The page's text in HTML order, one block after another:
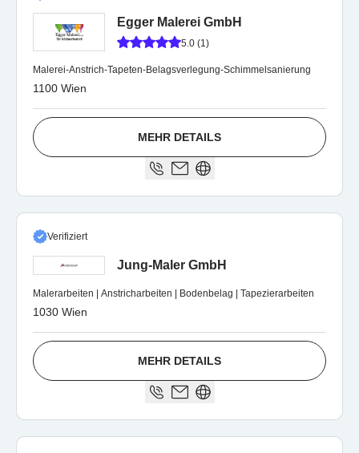
Egger Malerei GmbH
5.0 (1)
Malerei-Anstrich-Tapeten-Belagsverlegung-Schimmelsanierung
1100 Wien
MEHR DETAILS
Verifiziert
Jung-Maler GmbH
Malerarbeiten | Anstricharbeiten | Bodenbelag | Tapezierarbeiten
1030 Wien
MEHR DETAILS